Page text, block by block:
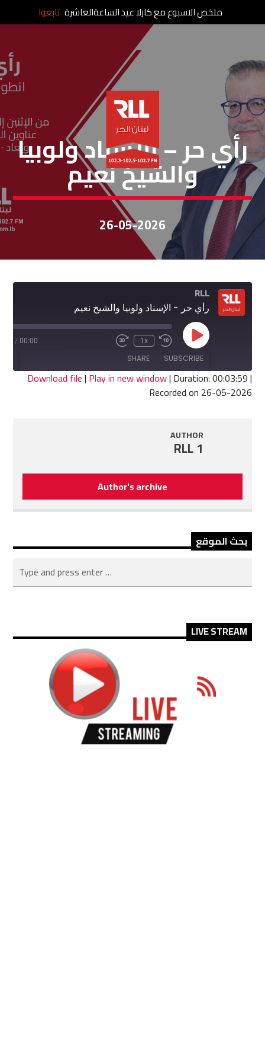
رأي حر
رأي حر – الإسناد ولوبيا
والشيخ نعيم
26-05-2026
RLL
رأي حر - الإسناد ولوبيا والشيخ نعيم
Play
Episode
Rewind
10
Seconds
1x
Fast
seconds
00:00
/
SUBSCRIBE
SHARE
SHARE
Download file| Play in new window| Duration: 00:03:59|
Recorded on 26-05-2026
AUTHOR
RLL 1
Author's archive
بحث الموقع
LIVE STREAM
ملخص الاسبوع مع كارلا عيد الساعةالعاشرة تابعوا